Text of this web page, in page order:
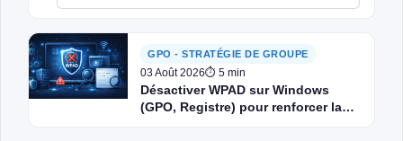
GPO - STRATÉGIE DE GROUPE
03 Août 2026⏱ 5 min
Désactiver WPAD sur Windows
(GPO, Registre) pour renforcer la